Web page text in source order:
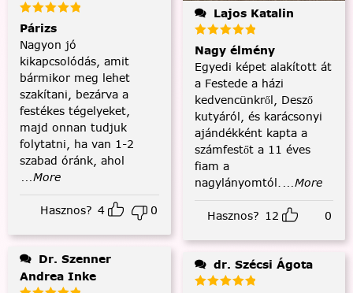
Párizs
Nagyon jó
kikapcsolódás, amit
bármikor meg lehet
szakítani, bezárva a
festékes tégelyeket,
majd onnan tudjuk
folytatni, ha van 1-2
szabad óránk, ahol
...More
Hasznos? 4 0
Andrea Inke
Lajos Katalin
Nagy élmény
Egyedi képet alakított át
a Festede a házi
kedvencünkről, Desző
kutyáról, és karácsonyi
ajándékként kapta a
számfestőt a 11 éves
fiam a
nagylányomtól. ...More
Hasznos? 12 0
dr. Szécsi Ágota